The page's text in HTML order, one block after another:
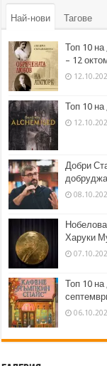
Най-нови Тагове
Топ 10 на
– 12
Топ 10
Добри
Харуки
Топ 10 на